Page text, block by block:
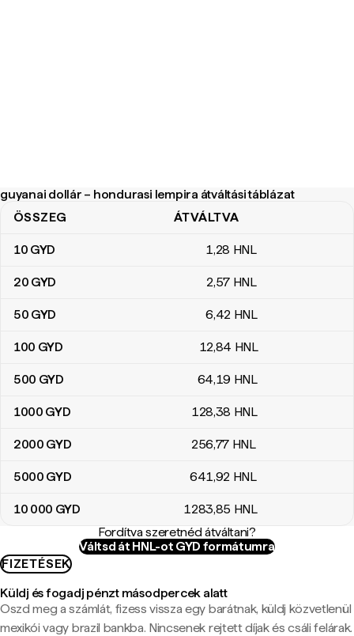
guyanai dollár – hondurasi lempira átváltási táblázat
guyanai dollár – hondurasi lempira átváltási táblázat
ÖSSZEG ÁTVÁLTVA
10 GYD 1,28 HNL
20 GYD 2,57 HNL
50 GYD 6,42 HNL
100 GYD 12,84 HNL
500 GYD 64,19 HNL
1000 GYD 128,38 HNL
2000 GYD 256,77 HNL
5000 GYD 641,92 HNL
10 000 GYD 1283,85 HNL
Fordítva szeretnéd átváltani?
Váltsd át HNL-ot GYD formátumra
FIZETÉSEK
Küldj és fogadj pénzt másodpercek alatt
Oszd meg a számlát, fizess vissza egy barátnak, küldj közvetlenül
mexikói vagy brazil bankba. Nincsenek rejtett díjak és csáli felárak.